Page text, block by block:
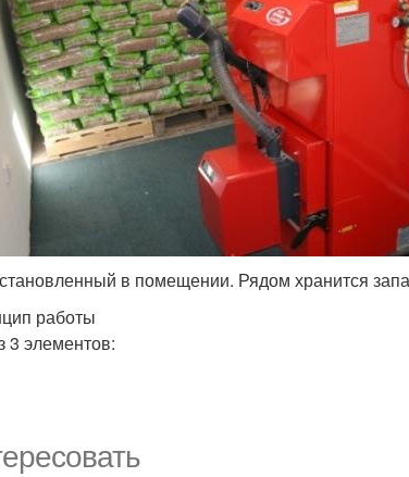
в помещении. Рядом хранится
работы
3 элементов: